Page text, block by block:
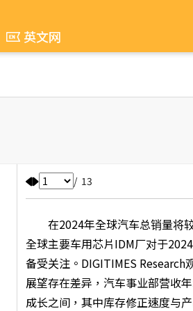
英文网
/ 13
在2024年全球汽车总销量将较
全球主要车用芯片IDM厂对于
备受关注。DIGITIMES Research
展望存在差异，汽车事业部营收
成长之间，其中库存修正速度与